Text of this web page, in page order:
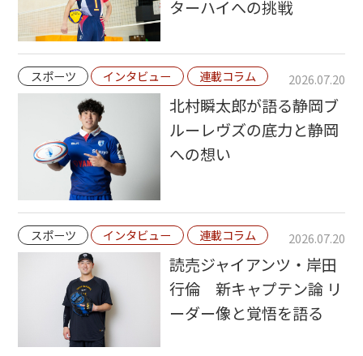
ターハイへの挑戦
スポーツ インタビュー 連載コラム 2026.07.20
北村瞬太郎が語る静岡ブ
ルーレヴズの底力と静岡
への想い
スポーツ インタビュー 連載コラム 2026.07.20
読売ジャイアンツ・岸田
行倫 新キャプテン論 リ
ーダー像と覚悟を語る